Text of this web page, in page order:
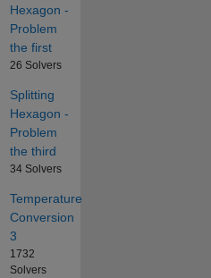
Hexagon -
Problem
the first
26 Solvers
Splitting
Hexagon -
Problem
the third
34 Solvers
Temperature
Conversion
3
1732
Solvers